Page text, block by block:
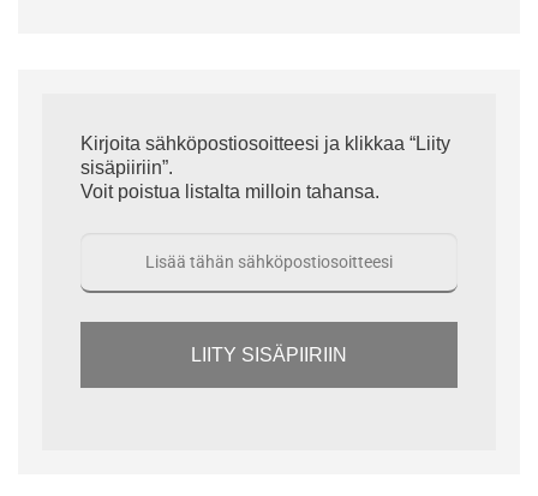
Kirjoita sähköpostiosoitteesi ja klikkaa “Liity
sisäpiiriin”.
Voit poistua listalta milloin tahansa.
LIITY SISÄPIIRIIN